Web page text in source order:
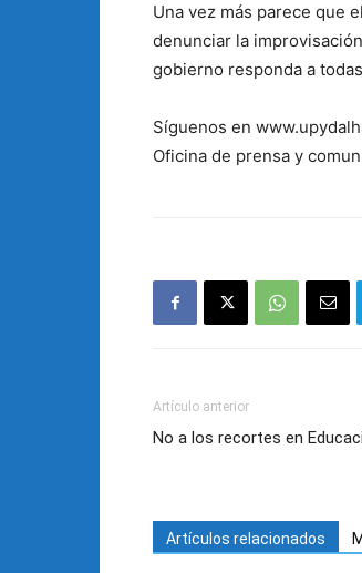
Una vez más parece que
denunciar la
gobierno responda a
Síguenos en
Oficina de prensa y
Artículo anterior
No a los recortes en
Artículos relacionados